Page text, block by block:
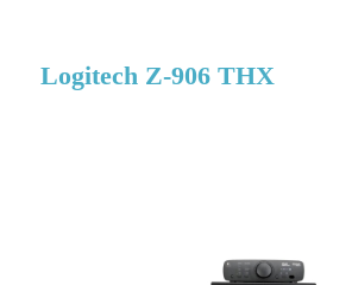
Logitech Z-906 THX